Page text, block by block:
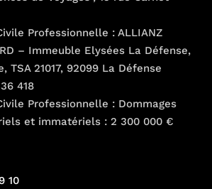
Professionnelle : ALLIANZ
– Immeuble Elysées La Défense,
TSA 21017, 92099 La Défense
418
Professionnelle : Dommages
et immatériels : 2 300 000 €
10